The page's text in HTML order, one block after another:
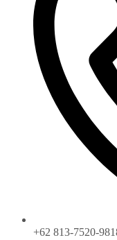
+62 813-7520-